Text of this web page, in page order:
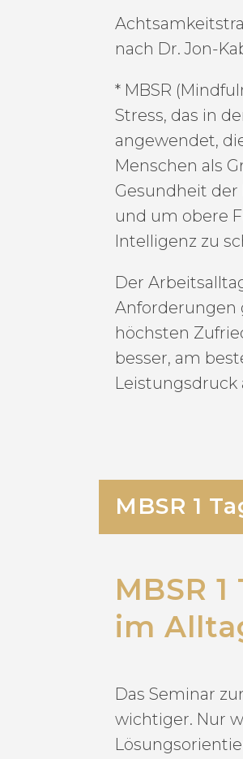
nach Dr. Jon-
* MBSR
Stress, das in
angewendet,
Menschen als
Gesundheit
und um obere
Intelligenz zu
Der
Anforderungen
höchsten
besser, am
MBSR 1
MBSR
im
Das Seminar
wichtiger. Nur